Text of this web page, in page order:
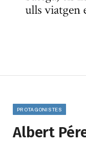
PROTAGONISTES
Albert